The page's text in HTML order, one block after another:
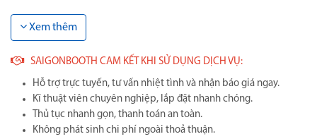
Xem thêm
SAIGONBOOTH CAM KẾT KHI SỬ DỤNG DỊCH VỤ:
Hỗ trợ trực tuyến, tư vấn nhiệt tình và nhận báo giá ngay.
Kĩ thuật viên chuyên nghiệp, lắp đặt nhanh chóng.
Thủ tục nhanh gọn, thanh toán an toàn.
Không phát sinh chi phí ngoài thoả thuận.